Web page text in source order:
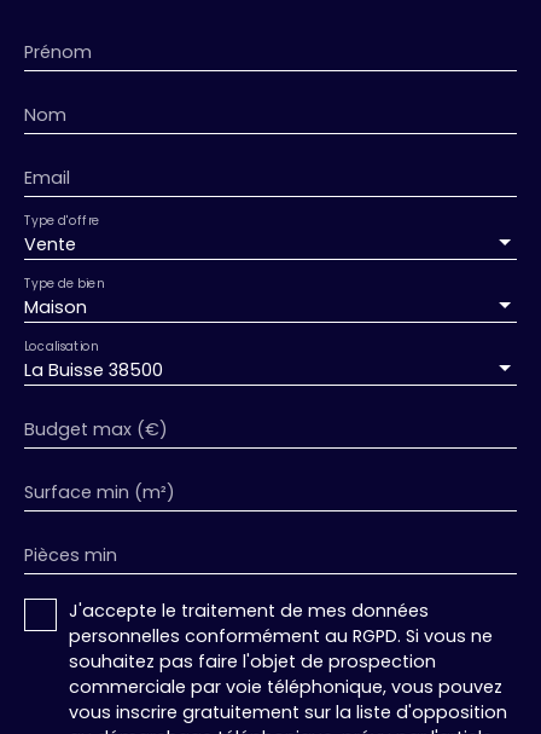
Prénom
Nom
Email
Vente
Type d'offre
Maison
Type de bien
La Buisse 38500
Localisation
Budget max (€)
Surface min (m²)
Pièces min
J'accepte le traitement de mes données
personnelles conformément au RGPD. Si vous ne
souhaitez pas faire l'objet de prospection
commerciale par voie téléphonique, vous pouvez
vous inscrire gratuitement sur la liste d'opposition